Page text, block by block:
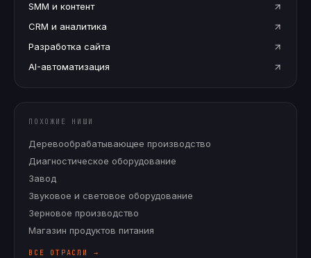
SMM и контент
CRM и аналитика
Разработка сайта
AI-автоматизация
ПОХОЖИЕ НИШИ
Деревообрабатывающее производство
Диагностическое оборудование
Завод
Звуковое и световое оборудование
Зерновое производство
Магазин продуктов питания
ВСЕ ОТРАСЛИ →